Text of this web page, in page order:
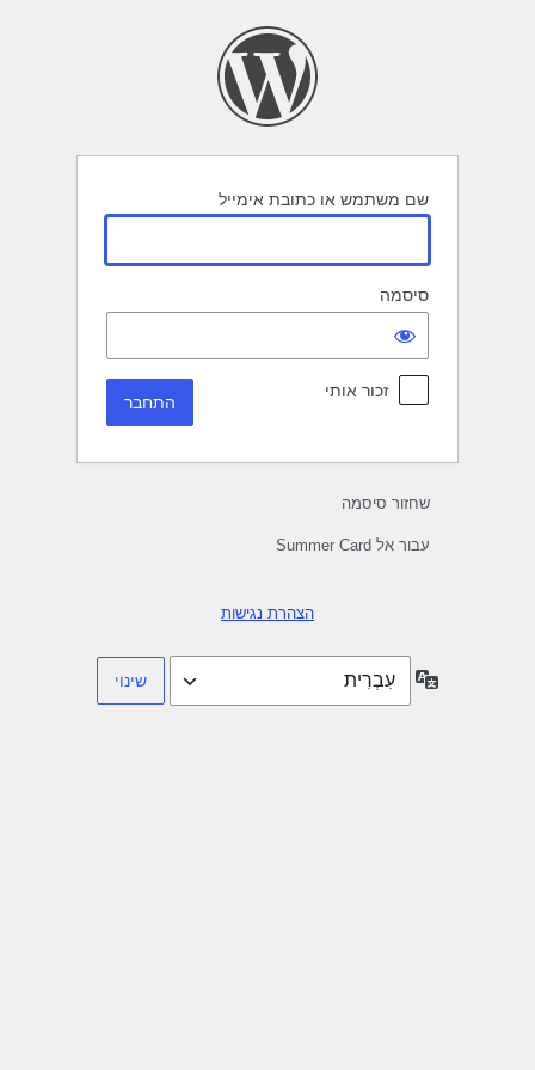
שם משתמש או כתובת אימייל
סיסמה
זכור אותי
שחזור סיסמה
עבור אל Summer Card
הצהרת נגישות
שפה